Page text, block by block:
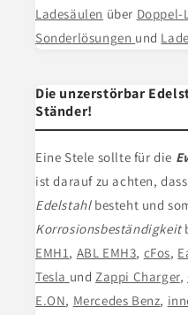
Ladesäulen über Doppel-
Sonderlösungen und
Die unzerstörbar
Ständer!
Eine Stele sollte für die
ist darauf zu achten,
Edelstahlbesteht und
Korrosionsbeständigkeit
EMH1, ABL EMH3, cFos,
Tesla undZappi Charger,
E.ON, Mercedes Benz,